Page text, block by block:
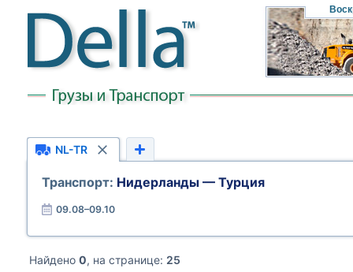
NL-TR
Транспорт: Нидерланды — Турция
09.08–09.10
Найдено 0, на странице: 25